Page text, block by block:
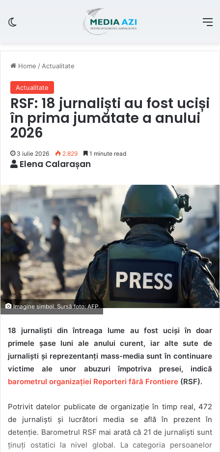
Home / Actualitate
Actualitate
RSF: 18 jurnaliști au fost uciși
în prima jumătate a anului
2026
3 iulie 2026 2.829 1 minute read
Elena Calarașan
Imagine simbol. Sursă foto: AFP
18 jurnaliști din întreaga lume au fost uciși în doar
primele șase luni ale anului curent, iar alte sute de
jurnaliști și reprezentanți mass-media sunt în continuare
victime ale unor abuzuri împotriva presei, indică
barometrul organizației Reporteri fără Frontiere (RSF).
Potrivit datelor publicate de organizație în timp real, 472
de jurnaliști și lucrători media se află în prezent în
detenție. Barometrul RSF mai arată că 21 de jurnaliști sunt
ținuți ostatici la nivel global. La categoria persoanelor